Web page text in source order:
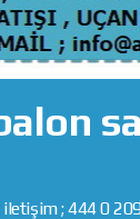
iletişim ; 444 0